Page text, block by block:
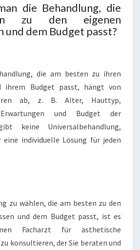
die Behandlung, die
zu den eigenen
und dem Budget passt?
die am besten zu ihren
ihrem Budget passt, hängt von
ab, z. B. Alter, Hauttyp,
Erwartungen und Budget der
keine Universalbehandlung,
eine individuelle Lösung für jeden
zu wählen, die am besten zu den
und dem Budget passt, ist es
Facharzt für ästhetische
konsultieren, der Sie beraten und